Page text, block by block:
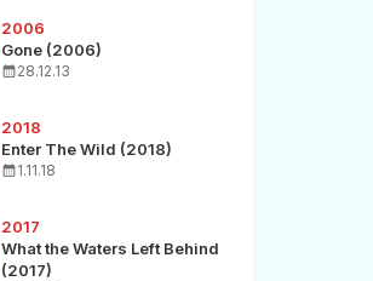
2006
Gone (2006)
28.12.13
2018
Enter The Wild (2018)
1.11.18
2017
What the Waters Left Behind
(2017)